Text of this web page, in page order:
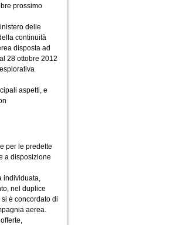
prossimo
delle
continuità
disposta ad
28 ottobre 2012
aspetti, e
per le predette
a disposizione
individuata,
nel duplice
è concordato di
aerea.